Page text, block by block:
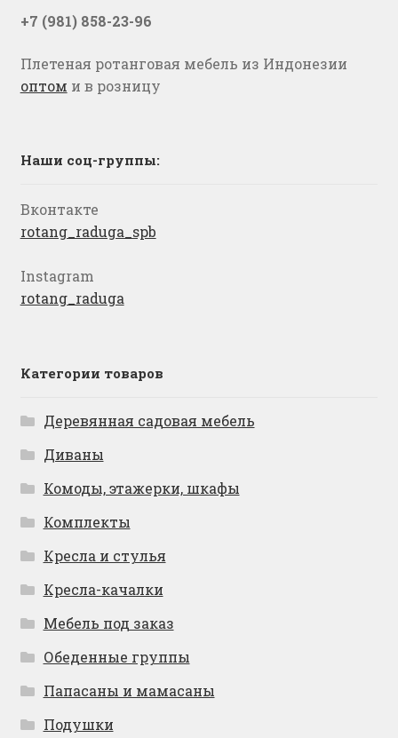
+7 (981) 858-23-96
Плетеная ротанговая мебель из Индонезии
оптом и в розницу
Наши соц-группы:
Вконтакте
rotang_raduga_spb
Instagram
rotang_raduga
Категории товаров
Деревянная садовая мебель
Диваны
Комоды, этажерки, шкафы
Комплекты
Кресла и стулья
Кресла-качалки
Мебель под заказ
Обеденные группы
Папасаны и мамасаны
Подушки